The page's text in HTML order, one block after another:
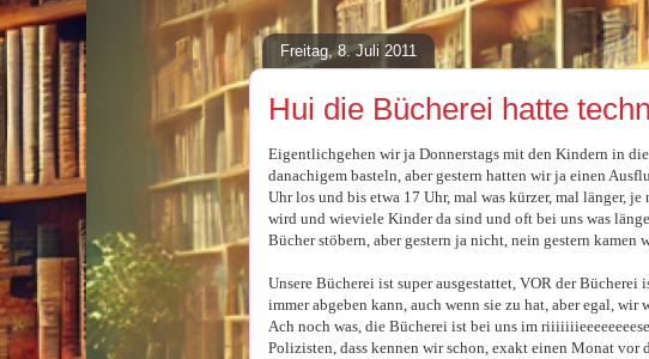
Freitag, 8. Juli 2011
Hui die Bücherei hatte
Eigentlichgehen wir ja Donnerstags mit den Kindern in
danachigem basteln, aber gestern hatten wir ja einen
Uhr los und bis etwa 17 Uhr, mal was kürzer, mal länger,
wird und wieviele Kinder da sind und oft bei uns was
Bücher stöbern, aber gestern ja nicht, nein gestern kamen
Unsere Bücherei ist super ausgestattet, VOR der
immer abgeben kann, auch wenn sie zu hat, aber egal, wir
Ach noch was, die Bücherei ist bei uns im
Polizisten, dass kennen wir schon, exakt einen Monat vor